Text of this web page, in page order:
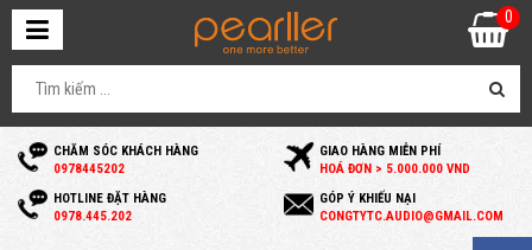
CHĂM SÓC KHÁCH HÀNG
0978445202
GIAO HÀNG MIỄN PHÍ
HOÁ ĐƠN > 5.000.000 VND
HOTLINE ĐẶT HÀNG
0978.445.202
GÓP Ý KHIẾU NẠI
CONGTYTC.AUDIO@GMAIL.COM
0